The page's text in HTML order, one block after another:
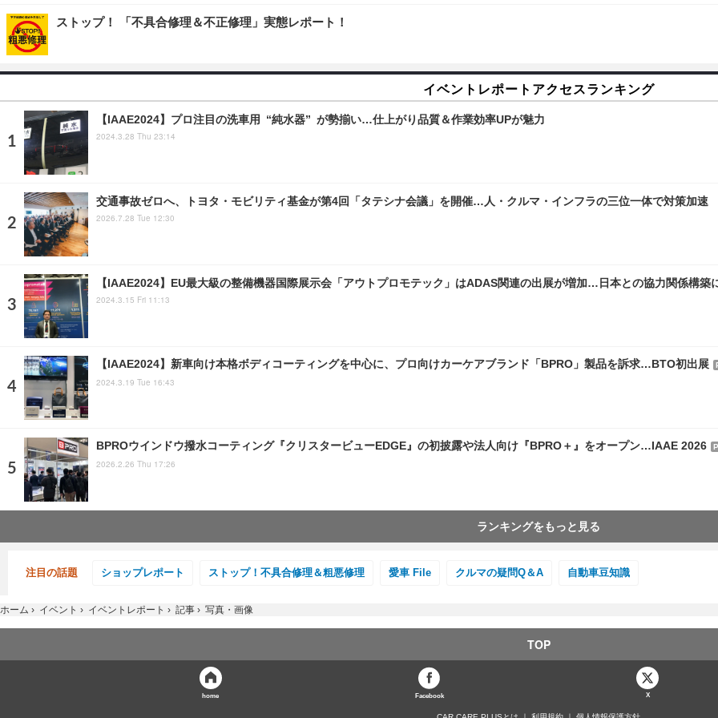
ストップ！ 「不具合修理＆不正修理」実態レポート！
イベントレポートアクセスランキング
【IAAE2024】プロ注目の洗車用 “純水器” が勢揃い…仕上がり品質＆作業効率UPが魅力
2024.3.28 Thu 23:14
交通事故ゼロへ、トヨタ・モビリティ基金が第4回「タテシナ会議」を開催…人・クルマ・インフラの三位一体で対策加速
2026.7.28 Tue 12:30
【IAAE2024】EU最大級の整備機器国際展示会「アウトプロモテック」はADAS関連の出展が増加…日本との協力関係構築
2024.3.15 Fri 11:13
【IAAE2024】新車向け本格ボディコーティングを中心に、プロ向けカーケアブランド「BPRO」製品を訴求…BTO初出展
2024.3.19 Tue 16:43
BPROウインドウ撥水コーティング『クリスタービューEDGE』の初披露や法人向け『BPRO＋』をオープン…IAAE 2026
2026.2.26 Thu 17:26
ランキングをもっと見る
注目の話題 ショップレポート ストップ！不具合修理＆粗悪修理 愛車 File クルマの疑問Q＆A 自動車豆知識
ホーム › イベント › イベントレポート › 記事 › 写真・画像
TOP
home Facebook X